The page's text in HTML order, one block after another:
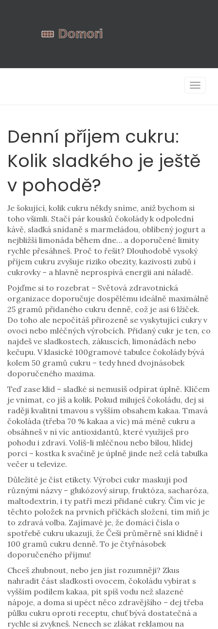
Denní příjem cukru:
Kolik sladkého je ještě
v pohodě?
Je šokující, kolik cukru někdy sníme, aniž bychom si
toho všimli. Stačí pár kousků čokolády k odpolední
kávě, sladká snídaně s marmeládou, oblíbený jogurt a
nejbližší limonáda během dne… a doporučené limity
rychle přesáhneš. Proč to řešit? Dlouhodobě vysoký
příjem cukru zvyšuje riziko obezity, kazivosti zubů i
cukrovky – a hlavně neprospívá energii ani náladě.
Pojďme si to rozebrat – Světová zdravotnická
organizace doporučuje dospělému ideálně maximálně
25 gramů přidaného cukru denně, což je asi 6 lžiček.
Do toho ale nepočítáš přirozeně se vyskytující cukry v
ovoci nebo mléčných výrobcích. Přidaný cukr je ten, co
najdeš ve sladkostech, zákuscích, limonádách nebo
kečupu. V klasické 100gramové tabulce čokolády bývá
kolem 50 gramů cukru – tedy hned dvojnásobek
doporučeného maxima.
Teď zase klid – sladké si nemusíš odpírat úplně. Klíčem
je vnímat, co jíš a kolik. Pokud miluješ čokoládu, dej si
raději kvalitní tmavou s vyšším obsahem kakaa. Tmavá
čokoláda (třeba 70 % kakaa a víc) má méně cukru a
obsáhneš v ní víc antioxidantů, které využiješ pro
pohodu i zdraví. Volíš-li mléčnou nebo bílou, hlídej
porci – kostka k svačině je úplně jinde než celá tabulka
večer u televize.
Důležité je číst etikety. Výrobci cukr maskují pod
různými názvy – glukózový sirup, fruktóza, sacharóza,
maltodextrin, i ty patří mezi přidané cukry. Čím víc je
těchto položek na prvních příčkách složení, tím míň je
to zdravá volba. Zajímavé je, že domácí čísla o
spotřebě cukru ukazují, že Češi průměrně sní klidně i
100 gramů cukru denně. To je čtyřnásobek
doporučeného příjmu!
Chceš zhubnout, nebo jen jíst rozumněji? Zkus
nahradit část sladkostí ovocem, čokoládu vybírat s
vyšším podílem kakaa, pít spíš vodu než slazené
nápoje, a doma si upéct něco zdravějšího – dej třeba
půlku cukru oproti receptu, chuť bývá dostatečná a
rychle si zvykneš. Nenech se zlákat reklamou na